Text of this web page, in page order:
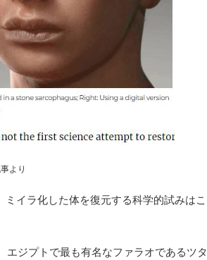
より
イラ化した体を復元する科学的試みはこ
ジプトで最も有名なファラオであるツタ